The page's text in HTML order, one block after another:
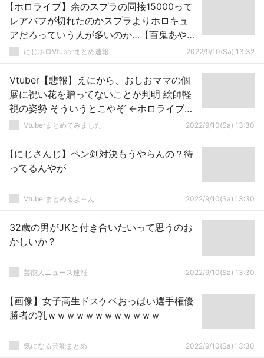
【ホロライブ】余のスプラの同接15000って
レアバフが切れたのかスプラよりホロキュ
アだろっていう人が多いのか…【百鬼あや
め】にじホロVtuberまとめ速報 2022/9/10(Sa) 13:32
Vtuber【悲報】えにから、おしおママの個
展に祝い花を贈ってないことが判明 絵師軽
視の姿勢 そういうとこやぞ ←ホロライブか
らは花が届いてるのにな、毎度やれとは言
いよな
Vtuberまとめてみました 2022/9/10(Sa) 13:30
【にじさんじ】ペン剣対決もうやらんの？待
ってるんやが
Vtuberまとめるよ～ん 2022/9/10(Sa) 13:30
32歳の男がJKと付き合いたいって思うのお
かしいか？
芸能人ニュース速報 2022/9/10(Sa) 13:30
【画像】女子高生ドスケベおっぱい選手権優
勝者の乳ｗｗｗｗｗｗｗｗｗｗｗｗ
気になる芸能まとめ 2022/9/10(Sa) 13:30